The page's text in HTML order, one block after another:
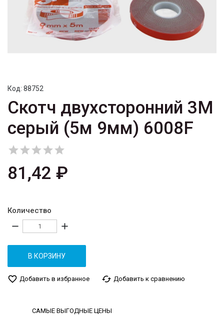
Код: 88752
Скотч двухсторонний 3М
серый (5м 9мм) 6008F

81,42 ₽
Количество
remove add
В КОРЗИНУ
favorite_border Добавить в избранное cached Добавить к сравнению
САМЫЕ ВЫГОДНЫЕ ЦЕНЫ